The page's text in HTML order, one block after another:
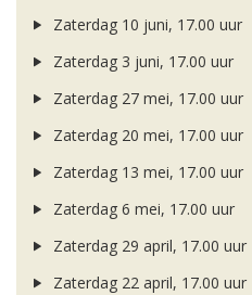
Zaterdag 10 juni, 17.00 uur
Zaterdag 3 juni, 17.00 uur
Zaterdag 27 mei, 17.00 uur
Zaterdag 20 mei, 17.00 uur
Zaterdag 13 mei, 17.00 uur
Zaterdag 6 mei, 17.00 uur
Zaterdag 29 april, 17.00 uur
Zaterdag 22 april, 17.00 uur